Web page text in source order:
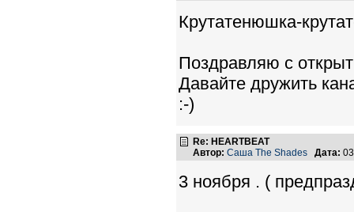
Крутатенюшка-
Поздравляю с
Давайте дружить
:-)
Re: HEARTBEAT
Автор: Саша The Shades Дата:
3 ноября . (